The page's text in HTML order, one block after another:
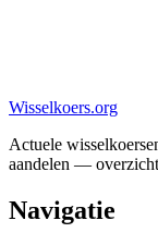
Wisselkoers.org
Actuele
aandelen —
Navigatie